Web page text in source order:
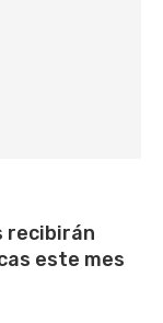
recibirán
este mes